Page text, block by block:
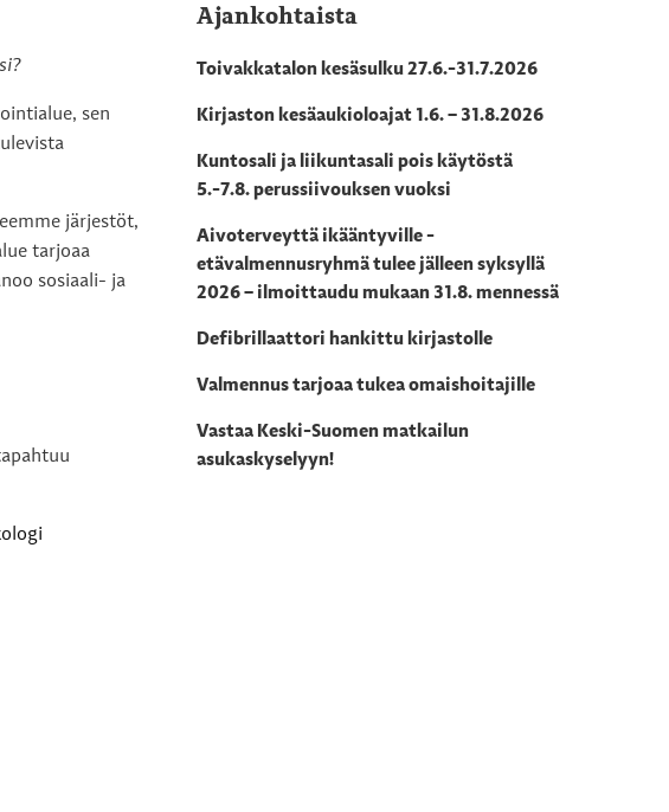
sen
järjestöt,
tarjoaa
sosiaali- ja
Ajankohtaista
Toivakkatalon kesäsulku 27.6.-31.7.2026
Kirjaston kesäaukioloajat 1.6. – 31.8.2026
Kuntosali ja liikuntasali pois käytöstä
5.-7.8. perussiivouksen vuoksi
Aivoterveyttä ikääntyville -
etävalmennusryhmä tulee jälleen syksyllä
2026 – ilmoittaudu mukaan 31.8. mennessä
Defibrillaattori hankittu kirjastolle
Valmennus tarjoaa tukea omaishoitajille
Vastaa Keski-Suomen matkailun
asukaskyselyyn!